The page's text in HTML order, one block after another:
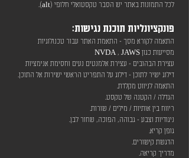
לכל התמונות באתר יש הסבר טקסטואלי חלופי (alt
).
פונקציונליות תוכנת נגישות:
התאמה לקורא מסך - התאמת האתר עבור טכנולוגיות
מסייעות כגון NVDA , JAWS
עצירת הבהובים - עצירת אלמנטים נעים וחסימת אנימציות
דילוג ישיר לתוכן - דילוג על התפריט הראשי ישירות אל התוכן.
התאמה לניווט מקלדת.
הגדלה / הקטנה של טקסט.
ריווח בין אותיות / מילים / שורות.
ניגודיות וצבע - גבוהה, הפוכה, שחור לבן.
גופן קריא.
הדגשת קישורים.
מדריך קריאה.